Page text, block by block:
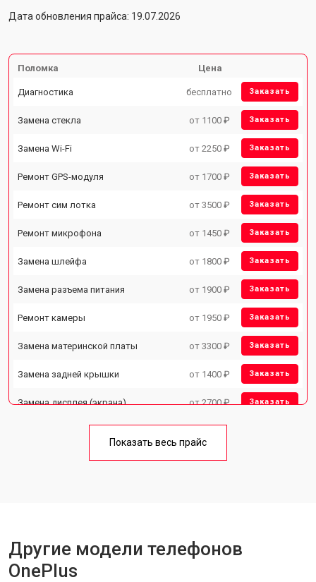
Дата обновления прайса: 19.07.2026
Поломка Цена
Диагностика бесплатно Заказать
Замена стекла от 1100 ₽ Заказать
Замена Wi-Fi от 2250 ₽ Заказать
Ремонт GPS-модуля от 1700 ₽ Заказать
Ремонт сим лотка от 3500 ₽ Заказать
Ремонт микрофона от 1450 ₽ Заказать
Замена шлейфа от 1800 ₽ Заказать
Замена разъема питания от 1900 ₽ Заказать
Ремонт камеры от 1950 ₽ Заказать
Замена материнской платы от 3300 ₽ Заказать
Замена задней крышки от 1400 ₽ Заказать
Замена дисплея (экрана) от 2700 ₽ Заказать
Замена кнопки включения от 1750 ₽
Показать весь прайс
Другие модели телефонов
OnePlus